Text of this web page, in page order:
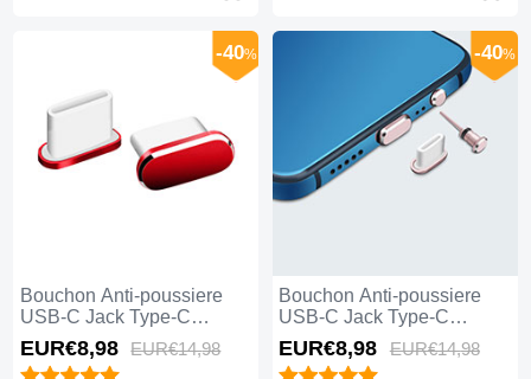
Bouchon Anti-poussiere
USB-C Jack Type-C
Universel H06 pour Apple
iPhone 15 Plus Rouge
-40%
EUR€8,98 EUR€14,98
Bouchon Anti-poussiere
USB-C Jack Type-C
Universel H05 pour Apple
iPhone 15 Plus Or Rose
-40%
EUR€8,98 EUR€14,98